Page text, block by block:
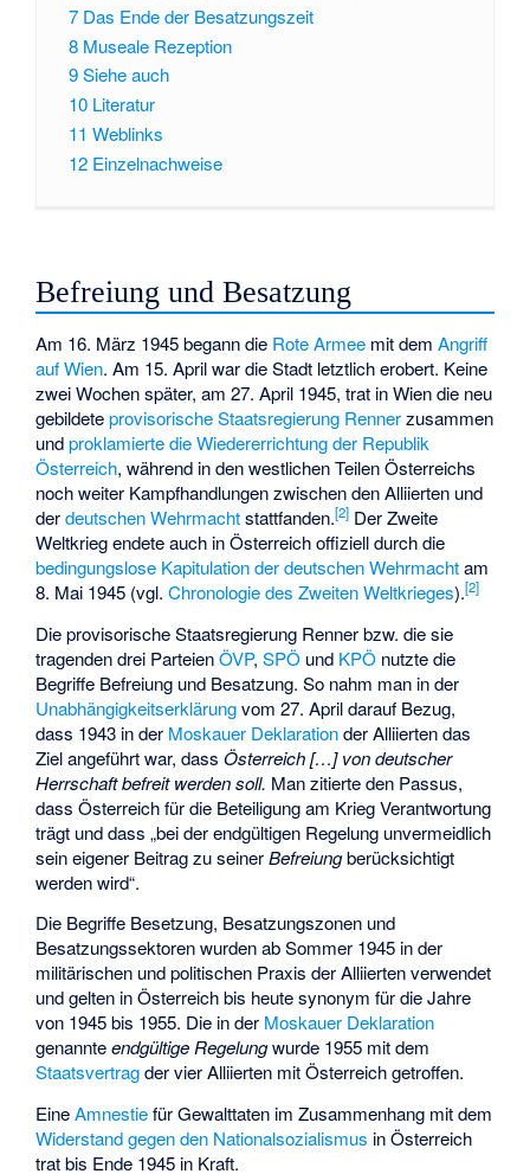
7 Das Ende der Besatzungszeit
8 Museale Rezeption
9Siehe auch
10 Literatur
11 Weblinks
12 Einzelnachweise
Befreiung und Besatzung
Am 16. März 1945 begann die Rote Armee mit demAngriff
auf Wien. Am 15. April war die Stadt letztlich erobert. Keine
zwei Wochen später, am 27. April 1945, trat in Wien die neu
gebildeteprovisorische Staatsregierung Rennerzusammen
undproklamierte die Wiedererrichtung der Republik
Österreich, während in den westlichen Teilen Österreichs
noch weiter Kampfhandlungen zwischen den Alliierten und
derdeutschen Wehrmachtstattfanden.[2] Der Zweite
Weltkrieg endete auch in Österreich offiziell durch die
bedingungslose Kapitulation der deutschen Wehrmachtam
8. Mai 1945 (vgl.Chronologie des Zweiten Weltkrieges).[2]
Die provisorische Staatsregierung Renner bzw. die sie
tragenden drei ParteienÖVP,SPÖ und KPÖ nutzte die
Begriffe Befreiung und Besatzung. So nahm man in der
Unabhängigkeitserklärungvom 27. April darauf Bezug,
dass 1943 in der Moskauer Deklarationder Alliierten das
Ziel angeführt war, dassÖsterreich […] von deutscher
Herrschaft befreit werden soll. Man zitierte den Passus,
dass Österreich für die Beteiligung am Krieg Verantwortung
trägt und dass „bei der endgültigen Regelung unvermeidlich
sein eigener Beitrag zu seinerBefreiungberücksichtigt
werden wird“.
Die Begriffe Besetzung, Besatzungszonen und
Besatzungssektoren wurden ab Sommer 1945 in der
militärischen und politischen Praxis der Alliierten verwendet
und gelten in Österreich bis heute synonym für die Jahre
von 1945 bis 1955. Die in der Moskauer Deklaration
genannteendgültige Regelungwurde 1955 mit dem
Staatsvertragder vier Alliierten mit Österreich getroffen.
EineAmnestiefür Gewalttaten im Zusammenhang mit dem
Widerstand gegen den Nationalsozialismus in Österreich
trat bis Ende 1945 in Kraft.